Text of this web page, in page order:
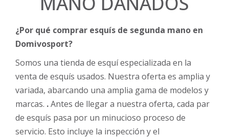
¿Por qué comprar esquís de segunda mano en
Domivosport?
Somos una tienda de esquí especializada en la
venta de esquís usados. Nuestra oferta es amplia y
variada, abarcando una amplia gama de modelos y
marcas. .Antes de llegar a nuestra oferta, cada par
de esquís pasa por un minucioso proceso de
servicio. Esto incluye la inspección y el